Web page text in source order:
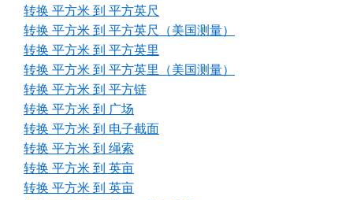
转换 平方米 到 平方英尺
转换 平方米 到 平方英尺（美国测量）
转换 平方米 到 平方英里
转换 平方米 到 平方英里（美国测量）
转换 平方米 到 平方链
转换 平方米 到 广场
转换 平方米 到 电子截面
转换 平方米 到 绳索
转换 平方米 到 英亩
转换 平方米 到 英亩